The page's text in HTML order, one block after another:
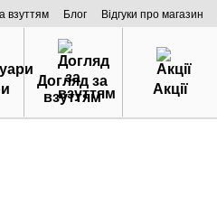
взуттям Блог Відгуки про магазин
Догляд за
взуттям
Акції